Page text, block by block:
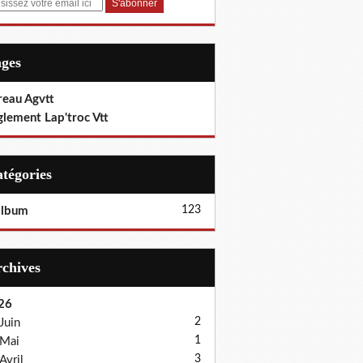
Agvtt
Lap'troc Vtt
123
Juin
2
Mai 1
Avril 3